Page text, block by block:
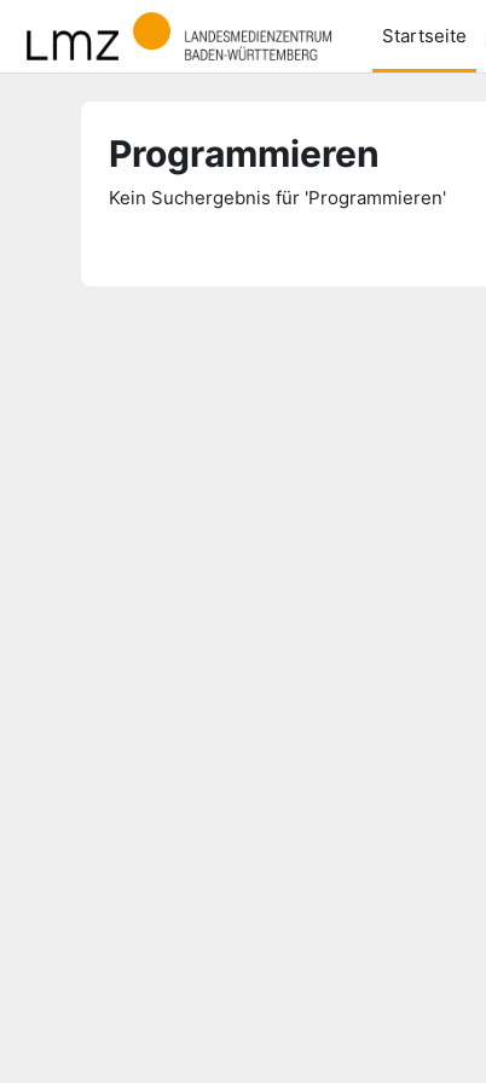
Zum Hauptinhalt
Startseite
Programmieren
Kein Suchergebnis für 'Programmieren'